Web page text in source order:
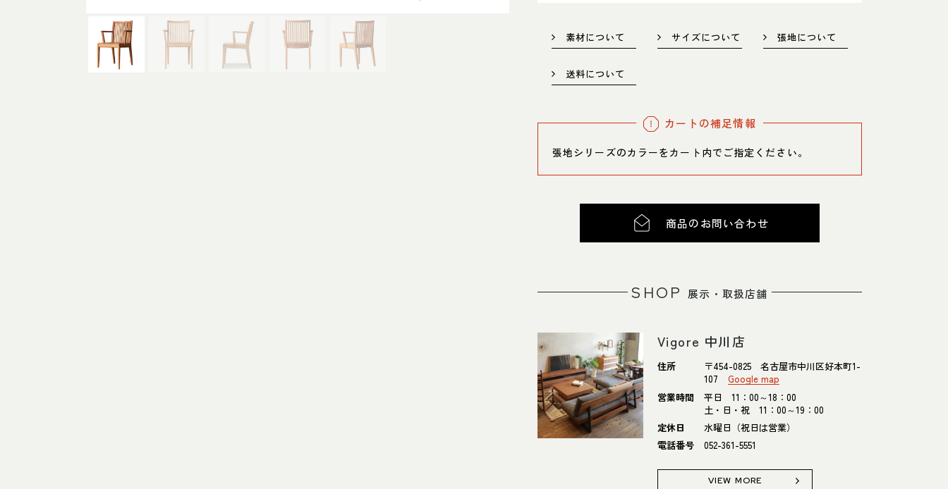
素材について サイズについて 張地について
送料について
カートの補足情報
張地シリーズのカラーをカート内でご指定ください。
商品のお問い合わせ
SHOP展示・取扱店舗
Vigore 中川店
住所
〒454-0825 名古屋市中川区好本町1-
107
Google map
営業時間
平日 11：00～18：00
土・日・祝 11：00～19：00
定休日
水曜日（祝日は営業）
電話番号
052-361-5551
VIEW MORE